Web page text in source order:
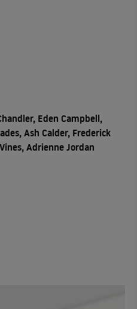
Eden Campbell,
Ash Calder, Frederick
Adrienne Jordan